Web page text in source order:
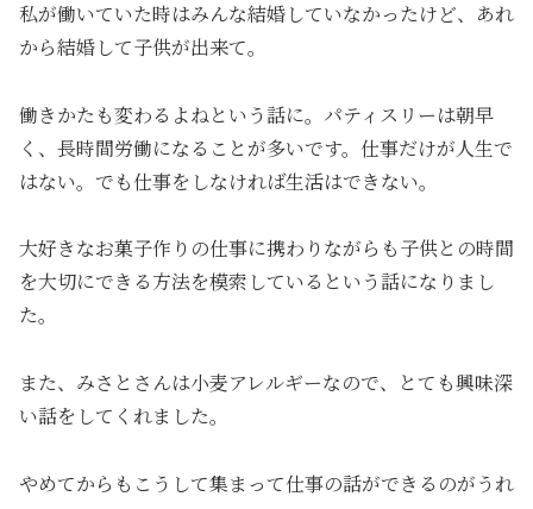
私が働いていた時はみんな結婚していなかったけど、あれ
から結婚して子供が出来て。
働きかたも変わるよねという話に。パティスリーは朝早
く、長時間労働になることが多いです。仕事だけが人生で
はない。でも仕事をしなければ生活はできない。
大好きなお菓子作りの仕事に携わりながらも子供との時間
を大切にできる方法を模索しているという話になりまし
た。
また、みさとさんは小麦アレルギーなので、とても興味深
い話をしてくれました。
やめてからもこうして集まって仕事の話ができるのがうれ